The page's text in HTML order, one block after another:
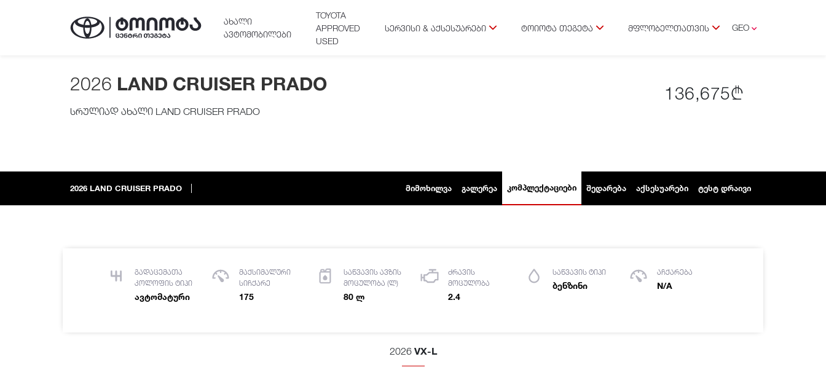
ᲐᲮᲐᲚᲘ
ᲐᲕᲢᲝᲛᲝᲑᲘᲚᲔᲑᲘ
TOYOTA
APPROVED
USED
ᲡᲔᲠᲕᲘᲡᲘ & ᲐᲥᲡᲔᲡᲣᲐᲠᲔᲑᲘ ᲢᲝᲘᲝᲢᲐ ᲗᲔᲒᲔᲢᲐ ᲛᲤᲚᲝᲑᲔᲚᲗᲐᲗᲕᲘᲡ
GEO
2026 LAND CRUISER PRADO
სრულიად ახალი LAND CRUISER PRADO
136,675₾
2026 LAND CRUISER PRADO ᲛᲘᲛᲝᲮᲘᲚᲕᲐ ᲒᲐᲚᲔᲠᲔᲐ ᲙᲝᲛᲞᲚᲔᲥᲢᲐᲪᲘᲔᲑᲘ ᲨᲔᲓᲐᲠᲔᲑᲐ ᲐᲥᲡᲔᲡᲣᲐᲠᲔᲑᲘ ᲢᲔᲡᲢ ᲓᲠᲐᲘᲕᲘ
გადაცემათა
კოლოფის ტიპი
ავტომატური
მაქსიმალური
სიჩქარე
175
საწვავის ავზის
მოცულობა (ლ)
80 ლ
ძრავის
მოცულობა
2.4
საწვავის ტიპი
ბენზინი
აჩქარება
N/A
2026 VX-L